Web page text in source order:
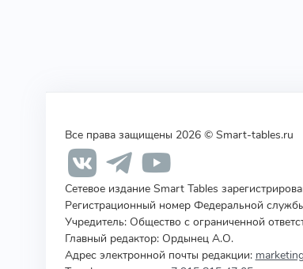
Все права защищены 2026 © Smart-tables.ru
Сетевое издание Smart Tables
Регистрационный номер Федеральной
Учредитель: Общество с ограниченной
Главный редактор: Ордынец А.О.
Адрес электронной почты редакции: